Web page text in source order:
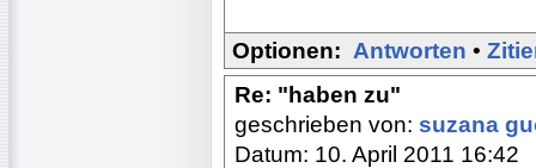
Optionen: Antworten •
Re: "haben zu"
geschrieben von: suzana
Datum: 10. April 2011 16:42